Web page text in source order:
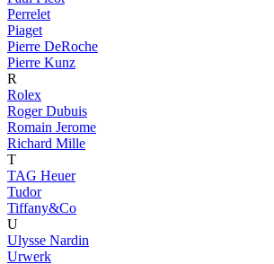
Perrelet
Piaget
Pierre DeRoche
Pierre Kunz
R
Rolex
Roger Dubuis
Romain Jerome
Richard Mille
T
TAG Heuer
Tudor
Tiffany&Co
U
Ulysse Nardin
Urwerk